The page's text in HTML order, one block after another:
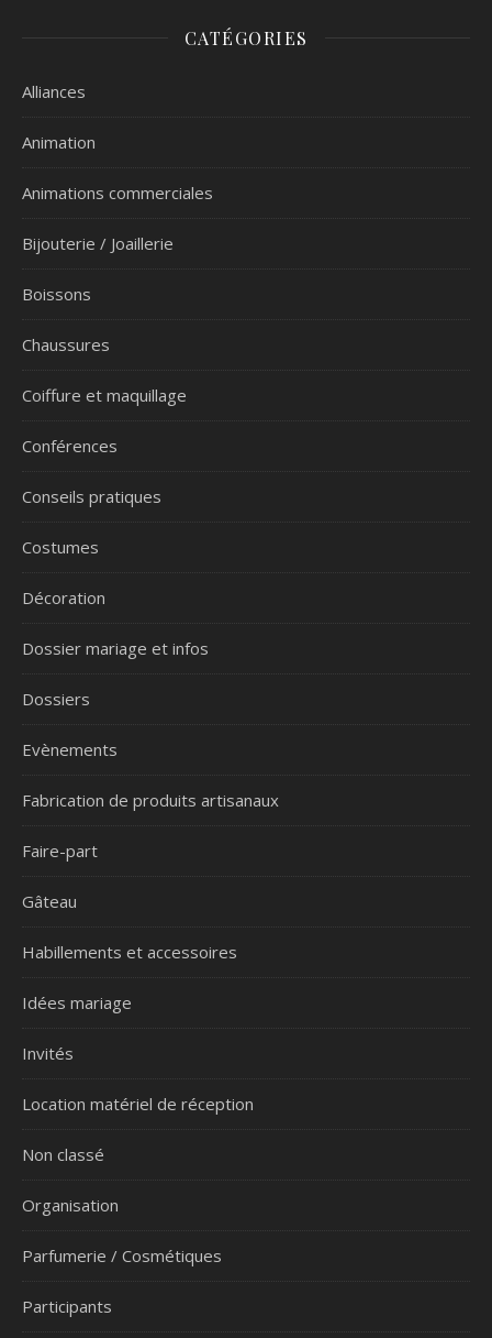
CATÉGORIES
Alliances
Animation
Animations commerciales
Bijouterie / Joaillerie
Boissons
Chaussures
Coiffure et maquillage
Conférences
Conseils pratiques
Costumes
Décoration
Dossier mariage et infos
Dossiers
Evènements
Fabrication de produits artisanaux
Faire-part
Gâteau
Habillements et accessoires
Idées mariage
Invités
Location matériel de réception
Non classé
Organisation
Parfumerie / Cosmétiques
Participants